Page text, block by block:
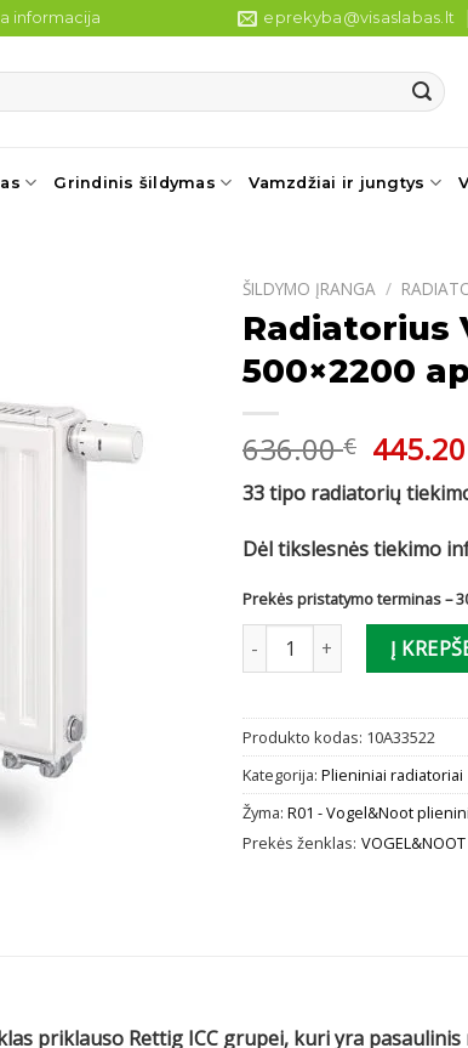
informacija eprekyba@visaslabas.lt
Grindinis šildymas Vamzdžiai ir jungtys
ŠILDYMO ĮRANGA /
Radiatorius
500×2200
636.00€
price
was:
445.20
33 tipo radiatorių
Dėl tikslesnės tiekimo
Prekės pristatymo terminas –
produkto kiekis: Į
Produkto kodas: 10A33522
Kategorija: Plieniniai radiatoriai
Žyma: R01 - Vogel&Noot
Prekės ženklas: VOGEL&NOOT
priklauso Rettig ICC grupei, kuri yra